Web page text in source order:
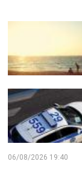
06/08/2026 19:40